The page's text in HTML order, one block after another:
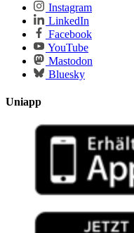
Instagram
LinkedIn
Facebook
YouTube
Mastodon
Bluesky
Uniapp